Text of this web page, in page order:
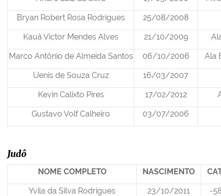
Bryan Robert Rosa Rodrigues 25/08/2008
Kauâ Victor Mendes Alves 21/10/2009
Marco Antônio de Almeida Santos 06/10/2006 Ala
Uenis de Souza Cruz 16/03/2007
Kevin Calixto Pires 17/02/2012
Gustavo Volf Calheiro 03/07/2006
Judô
NOME COMPLETO NASCIMENTO
Yvila da Silva Rodrigues 23/10/2011 -